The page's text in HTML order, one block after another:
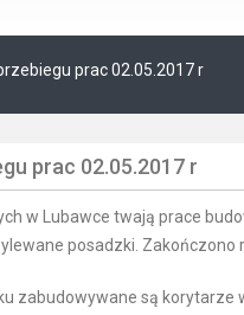
prac 02.05.2017 r
prac 02.05.2017 r
w Lubawce twają prace
posadzki.
zabudowywane są